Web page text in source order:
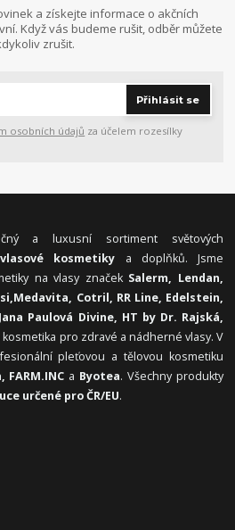
a získejte informace o akčních
Když vás budeme rušit, odběr můžete
zrušit.
Přihlásit se
osobních údajů za účelem rozesílky
a luxusní sortiment světových
vlasové kosmetiky a doplňků. Jsme
na vlasy značek Salerm, Lendan,
Medavita, Cotril, RR Line, Edelstein,
Paulová Divine, HT by Dr. Rajská,
kosmetika pro zdravé a nádherné vlasy. V
pleťovou a tělovou kosmetiku
FARM.INC a Byotea. Všechny produkty
určené pro ČR/EU.